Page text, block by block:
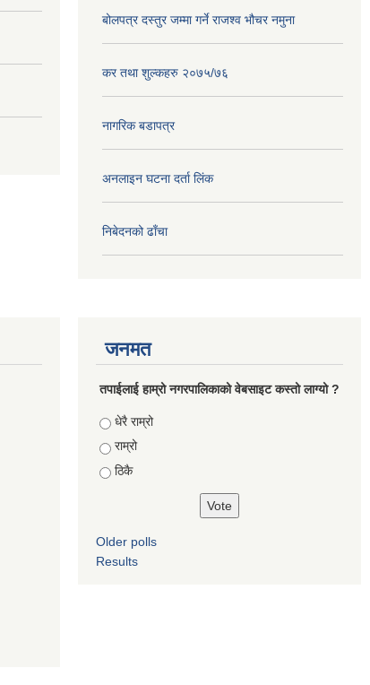
बोलपत्र दस्तुर जम्मा गर्ने राजश्व भौचर नमुना
कर तथा शुल्कहरु २०७५/७६
नागरिक बडापत्र
अनलाइन घटना दर्ता लिंक
निबेदनको ढाँचा
जनमत
तपाईलाई हाम्रो नगरपालिकाको वेबसाइट कस्तो लाग्यो ?
Choices
धेरै राम्रो
राम्रो
ठिकै
Older polls
Results